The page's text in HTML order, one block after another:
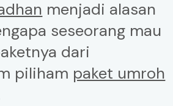
menjadi alasan
seseorang mau
dari
piliham paket umroh